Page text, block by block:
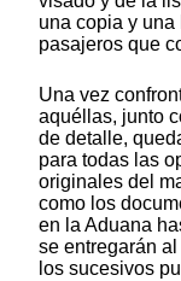
una copia y
pasajeros que
Una vez
aquéllas, junto
de detalle,
para todas las
originales del
como los
en la Aduana
se entregarán
los sucesivos